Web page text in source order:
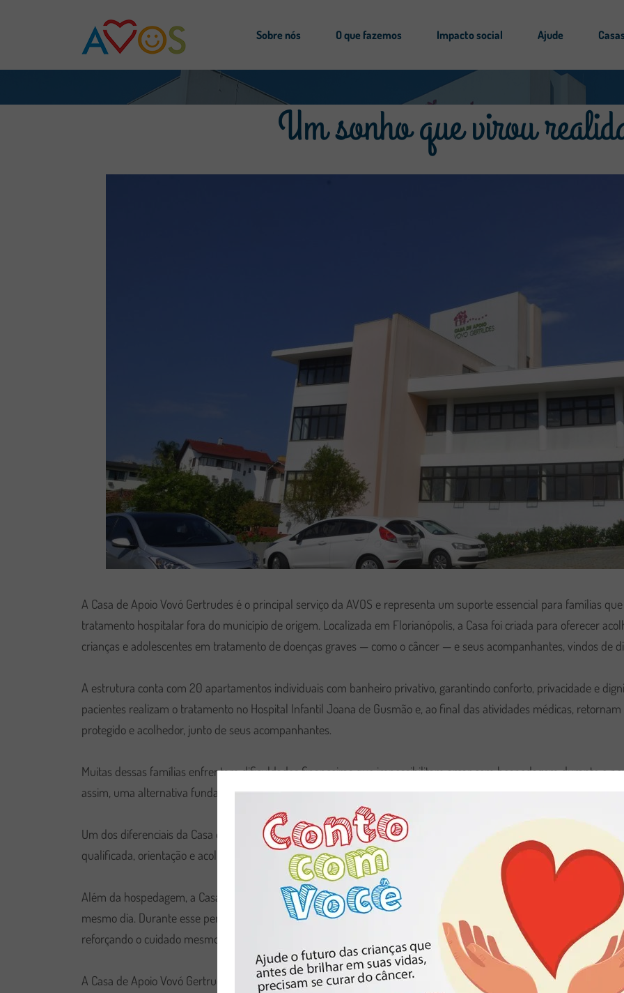
Sobre nós O que fazemos Impacto social Ajude
Um sonho que virou
A Casa de Apoio Vovó Gertrudes é o principal serviço da AVOS e representa um suporte essencial para famílias
tratamento hospitalar fora do município de origem. Localizada em Florianópolis, a Casa foi criada para oferecer
crianças e adolescentes em tratamento de doenças graves — como o câncer — e seus acompanhantes, vindos de
A estrutura conta com 20 apartamentos individuais com banheiro privativo, garantindo conforto, privacidade e
pacientes realizam o tratamento no Hospital Infantil Joana de Gusmão e, ao final das atividades médicas,
protegido e acolhedor, junto de seus acompanhantes.
Muitas dessas famílias enfrentam dificuldades financeiras que impossibilitam arcar com hospedagem durante o
assim, uma alternativa fundamental para garantir a continuidade do cuidado em saúde com dignidade e segurança.
Um dos diferenciais da Casa é a atuação de uma equipe técnica especializada, formada por assistentes sociais e
qualificada, orientação e acolhimento emocional. Esse suporte é essencial para ajudar as famílias a enfrentarem
Além da hospedagem, a Casa também oferece o serviço de Day Use, voltado às famílias que vêm a Florianópolis
mesmo dia. Durante esse período, elas têm acesso à estrutura da Casa, incluindo refeições, apoio psicossocial,
reforçando o cuidado mesmo em passagens breves.
A Casa de Apoio Vovó Gertrudes é um espaço de cuidado integral, onde a dignidade, a empatia e o acolhimento